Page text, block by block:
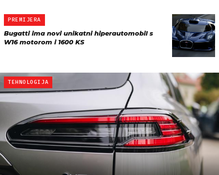
PREMIJERA
Bugatti ima novi unikatni hiperautomobil s
W16 motorom i 1600 KS
TEHNOLOGIJA